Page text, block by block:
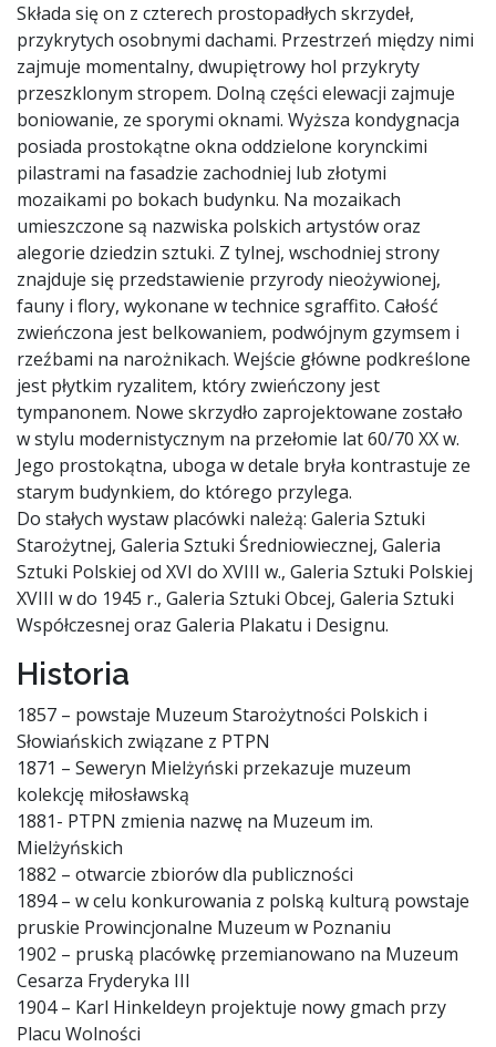
Składa się on z czterech prostopadłych skrzydeł,
przykrytych osobnymi dachami. Przestrzeń między nimi
zajmuje momentalny, dwupiętrowy hol przykryty
przeszklonym stropem. Dolną części elewacji zajmuje
boniowanie, ze sporymi oknami. Wyższa kondygnacja
posiada prostokątne okna oddzielone korynckimi
pilastrami na fasadzie zachodniej lub złotymi
mozaikami po bokach budynku. Na mozaikach
umieszczone są nazwiska polskich artystów oraz
alegorie dziedzin sztuki. Z tylnej, wschodniej strony
znajduje się przedstawienie przyrody nieożywionej,
fauny i flory, wykonane w technice sgraffito. Całość
zwieńczona jest belkowaniem, podwójnym gzymsem i
rzeźbami na narożnikach. Wejście główne podkreślone
jest płytkim ryzalitem, który zwieńczony jest
tympanonem. Nowe skrzydło zaprojektowane zostało
w stylu modernistycznym na przełomie lat 60/70 XX w.
Jego prostokątna, uboga w detale bryła kontrastuje ze
starym budynkiem, do którego przylega.
Do stałych wystaw placówki należą: Galeria Sztuki
Starożytnej, Galeria Sztuki Średniowiecznej, Galeria
Sztuki Polskiej od XVI do XVIII w., Galeria Sztuki Polskiej
XVIII w do 1945 r., Galeria Sztuki Obcej, Galeria Sztuki
Współczesnej oraz Galeria Plakatu i Designu.
Historia
1857 – powstaje Muzeum Starożytności Polskich i
Słowiańskich związane z PTPN
1871 – Seweryn Mielżyński przekazuje muzeum
kolekcję miłosławską
1881- PTPN zmienia nazwę na Muzeum im.
Mielżyńskich
1882 – otwarcie zbiorów dla publiczności
1894 – w celu konkurowania z polską kulturą powstaje
pruskie Prowincjonalne Muzeum w Poznaniu
1902 – pruską placówkę przemianowano na Muzeum
Cesarza Fryderyka III
1904 – Karl Hinkeldeyn projektuje nowy gmach przy
Placu Wolności